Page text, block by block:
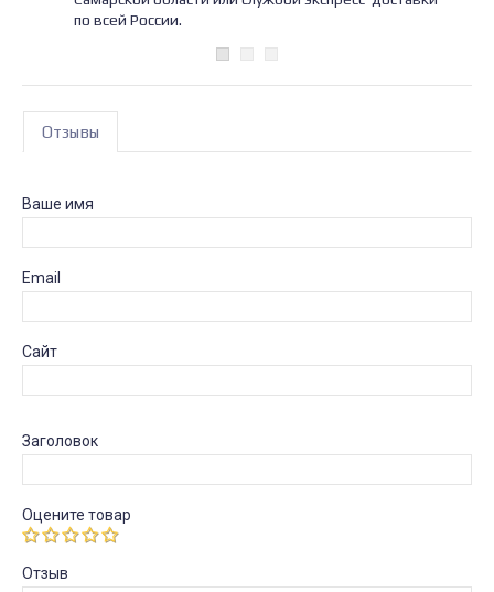
по всей России.
Отзывы
Ваше имя
Email
Сайт
Заголовок
Оцените товар
Отзыв